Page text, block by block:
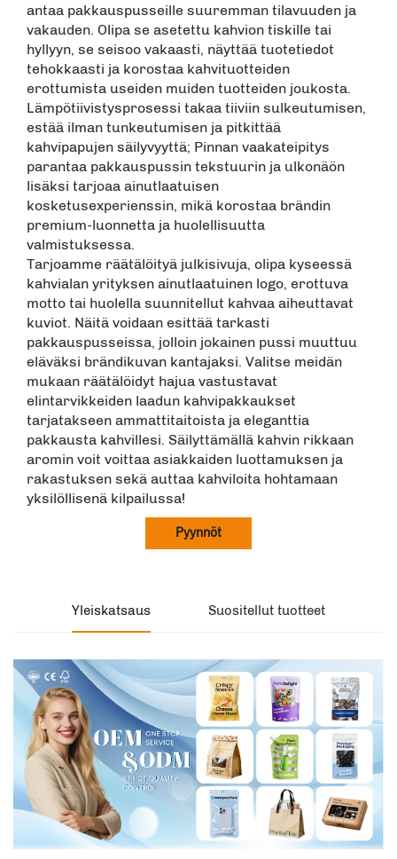
antaa pakkauspusseille suuremman tilavuuden ja
vakauden. Olipa se asetettu kahvion tiskille tai
hyllyyn, se seisoo vakaasti, näyttää tuotetiedot
tehokkaasti ja korostaa kahvituotteiden
erottumista useiden muiden tuotteiden joukosta.
Lämpötiivistysprosessi takaa tiiviin sulkeutumisen,
estää ilman tunkeutumisen ja pitkittää
kahvipapujen säilyvyyttä; Pinnan vaakateipitys
parantaa pakkauspussin tekstuurin ja ulkonäön
lisäksi tarjoaa ainutlaatuisen
kosketusexperienssin, mikä korostaa brändin
premium-luonnetta ja huolellisuutta
valmistuksessa.
Tarjoamme räätälöityä julkisivuja, olipa kyseessä
kahvialan yrityksen ainutlaatuinen logo, erottuva
motto tai huolella suunnitellut kahvaa aiheuttavat
kuviot. Näitä voidaan esittää tarkasti
pakkauspusseissa, jolloin jokainen pussi muuttuu
eläväksi brändikuvan kantajaksi. Valitse meidän
mukaan räätälöidyt hajua vastustavat
elintarvikkeiden laadun kahvipakkaukset
tarjatakseen ammattitaitoista ja eleganttia
pakkausta kahvillesi. Säilyttämällä kahvin rikkaan
aromin voit voittaa asiakkaiden luottamuksen ja
rakastuksen sekä auttaa kahviloita hohtamaan
yksilöllisenä kilpailussa!
Pyynnöt
Yleiskatsaus Suositellut tuotteet